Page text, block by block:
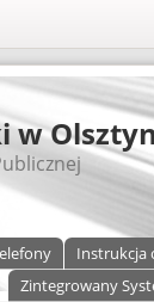
w
Instrukcja
Zintegrowany